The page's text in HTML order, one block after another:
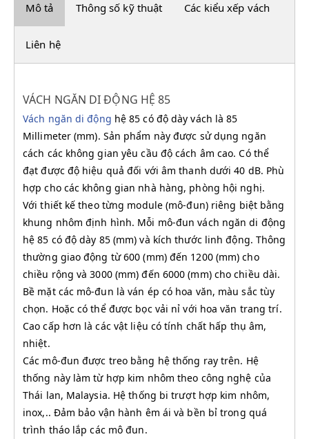
Mô tả Thông số kỹ thuật Các kiểu xếp vách
Liên hệ
VÁCH NGĂN DI ĐỘNG HỆ 85
Vách ngăn di động hệ 85 có độ dày vách là 85
Millimeter (mm). Sản phẩm này được sử dụng ngăn
cách các không gian yêu cầu độ cách âm cao. Có thể
đạt được độ hiệu quả đối với âm thanh dưới 40 dB. Phù
hợp cho các không gian nhà hàng, phòng hội nghị.
Với thiết kế theo từng module (mô-đun) riêng biệt bằng
khung nhôm định hình. Mỗi mô-đun vách ngăn di động
hệ 85 có độ dày 85 (mm) và kích thước linh động. Thông
thường giao động từ 600 (mm) đến 1200 (mm) cho
chiều rộng và 3000 (mm) đến 6000 (mm) cho chiều dài.
Bề mặt các mô-đun là ván ép có hoa văn, màu sắc tùy
chọn. Hoặc có thể được bọc vải nỉ với hoa văn trang trí.
Cao cấp hơn là các vật liệu có tính chất hấp thụ âm,
nhiệt.
Các mô-đun được treo bằng hệ thống ray trên. Hệ
thống này làm từ hợp kim nhôm theo công nghệ của
Thái lan, Malaysia. Hệ thống bi trượt hợp kim nhôm,
inox,.. Đảm bảo vận hành êm ái và bền bỉ trong quá
trình tháo lắp các mô đun.